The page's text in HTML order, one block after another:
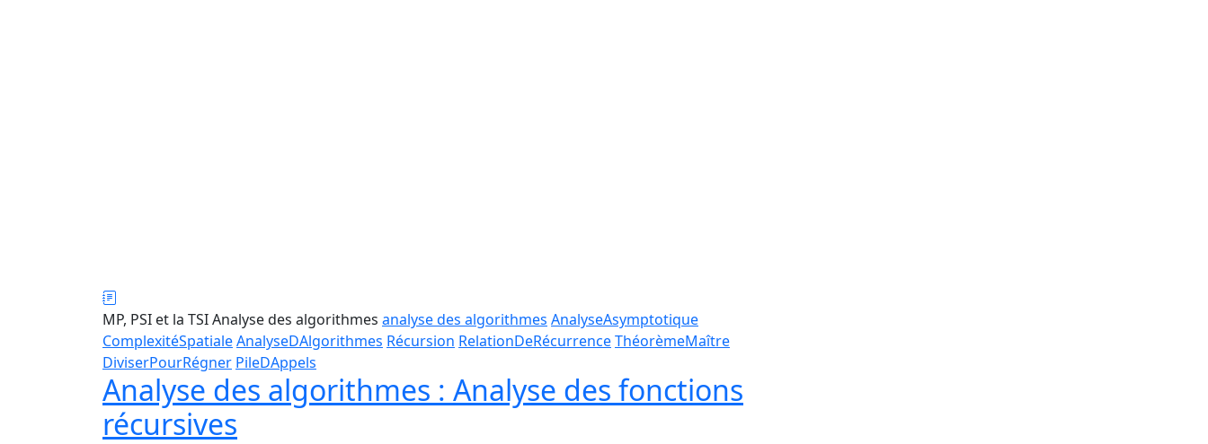
MP, PSI et la TSIAnalyse des algorithmes analyse des algorithmes AnalyseAsymptotique
ComplexitéSpatialeAnalyseDAlgorithmes Récursion RelationDeRécurrenceThéorèmeMaître
DiviserPourRégner PileDAppels
Analyse des algorithmes : Analyse des fonctions
récursives